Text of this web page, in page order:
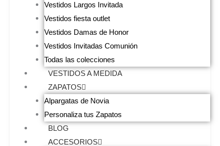
Vestidos Largos Invitada
Vestidos fiesta outlet
Vestidos Damas de Honor
Vestidos Invitadas Comunión
Todas las colecciones
VESTIDOS A MEDIDA
ZAPATOS
Alpargatas de Novia
Personaliza tus Zapatos
BLOG
ACCESORIOS